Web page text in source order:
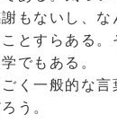
もないし、な
とすらある
でもある。
く一般的な言
う。